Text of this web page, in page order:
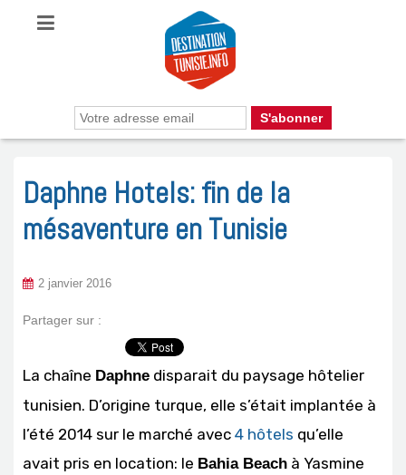
Daphne Hotels: fin de la
mésaventure en Tunisie
2 janvier 2016
Partager sur :
La chaîne Daphne disparait du paysage hôtelier
tunisien. D’origine turque, elle s’était implantée à
l’été 2014 sur le marché avec 4 hôtels qu’elle
avait pris en location: le Bahia Beach à Yasmine